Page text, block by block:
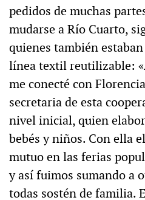
pedidos de muchas
mudarse a Río Cuarto,
quienes también
línea textil reutilizable:
me conecté con
secretaria de esta
nivel inicial, quien
bebés y niños. Con ella
mutuo en las ferias
y así fuimos sumando a
todas sostén de familia.